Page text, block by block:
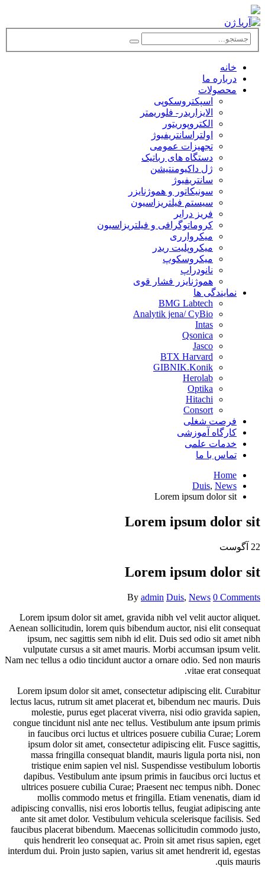
خانه
درباره ما
محصولات
اسپکتروسکوپی
الایزاریدر- فلوریمتر
الکتروپوریتور
اولتراسانتریفیوژ
تجهیزات عمومی
دستگاه های رباتیک
ژل داکیومنتیشن
سانتریفیوژ
سونیکاتور و هموژنایزر
سیستم فیلتریزاسیون
فریز درایر
کروماتوگرافی و فیلتریزاسیون
میکروارری
میکروپلیت ریدر
میکروسکوپ
نانودراپ
هموژنایزر فشار قوی
نمایندگی ها
BMG Labtech
Analytik jena/ CyBio
Intas
Qsonica
Jasco
BTX Harvard
GIBNIK.Konik
Herolab
Optika
Hitachi
Consort
فرصت شغلی
کارگاه آموزشی
خدمات علمی
تماس با ما
Home
Duis, News
Lorem ipsum dolor sit
Lorem ipsum dolor sit
22 آگوست
Lorem ipsum dolor sit
By admin Duis, News 0 Comments
Lorem ipsum dolor sit amet, gravida nibh vel velit auctor aliquet.
Aenean sollicitudin, lorem quis bibendum auctor, nisi elit consequat
ipsum, nec sagittis sem nibh id elit. Duis sed odio sit amet nibh
vulputate cursus a sit amet mauris. Morbi accumsan ipsum velit.
Nam nec tellus a odio tincidunt auctor a ornare odio. Sed non mauris
vitae erat consequat.
Lorem ipsum dolor sit amet, consectetur adipiscing elit. Curabitur
lectus lacus, rutrum sit amet placerat et, bibendum nec mauris. Duis
molestie, purus eget placerat viverra, nisi odio gravida sapien,
congue tincidunt nisl ante nec tellus. Vestibulum ante ipsum primis
in faucibus orci luctus et ultrices posuere cubilia Curae; Lorem
ipsum dolor sit amet, consectetur adipiscing elit. Fusce sagittis,
massa fringilla consequat blandit, mauris ligula porta nisi, non
tristique enim sapien vel nisl. Suspendisse vestibulum lobortis
dapibus. Vestibulum ante ipsum primis in faucibus orci luctus et
ultrices posuere cubilia Curae; Praesent nec tempus nibh. Donec
mollis commodo metus et fringilla. Etiam venenatis, diam id
adipiscing convallis, nisi eros lobortis tellus, feugiat adipiscing ante
ante sit amet dolor. Vestibulum vehicula scelerisque facilisis. Sed
faucibus placerat bibendum. Maecenas sollicitudin commodo justo,
quis hendrerit leo consequat ac. Proin sit amet risus sapien, eget
interdum dui. Proin justo sapien, varius sit amet hendrerit id, egestas
quis mauris.